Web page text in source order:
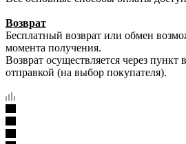
Возврат
Бесплатный возврат или обмен
момента получения.
Возврат осуществляется через
отправкой (на выбор покупателя).